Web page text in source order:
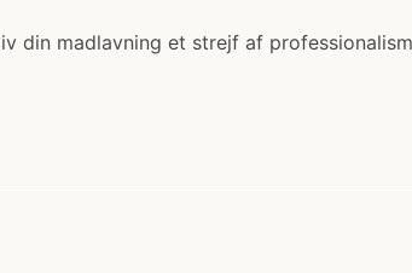
din madlavning et strejf af